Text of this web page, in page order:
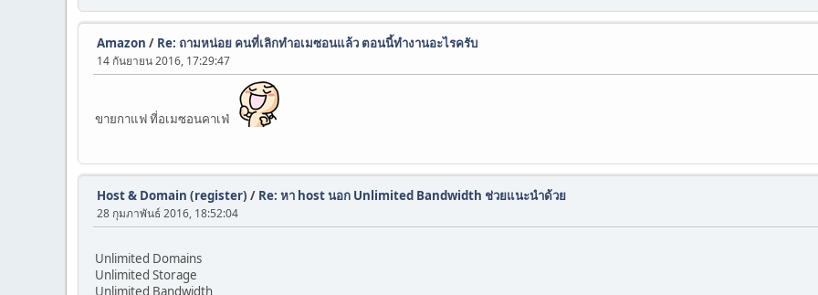
Amazon / Re: ถามหน่อย คนที่เลิกทำอเมซอนแล้ว ตอนนี้ทำงานอะไรครับ
14 กันยายน 2016, 17:29:47
ขายกาแฟ ที่อเมซอนคาเฟ่
Host & Domain (register) / Re: หา host นอก Unlimited Bandwidth ช่วยแนะนำด้วย
28 กุมภาพันธ์ 2016, 18:52:04
Unlimited Domains
Unlimited Storage